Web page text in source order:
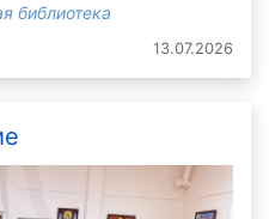
библиотека
13.07.2026